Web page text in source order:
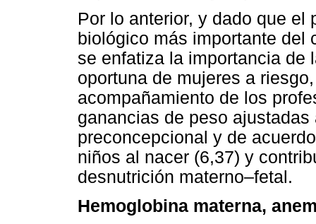
Por lo anterior, y dado que el
biológico más importante del
se enfatiza la importancia de
oportuna de mujeres a
acompañamiento de los
ganancias de peso
preconcepcional y de
niños al nacer (6,37) y
desnutrición materno–fetal.
Hemoglobina materna,